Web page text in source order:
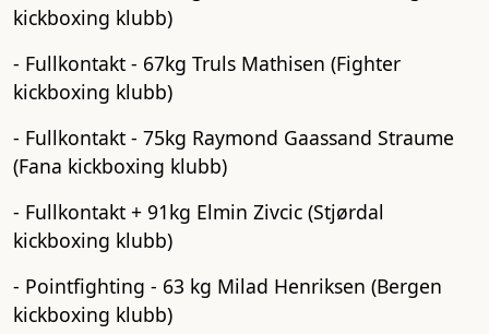
kickboxing klubb)
- Fullkontakt - 67kg Truls Mathisen (Fighter
kickboxing klubb)
- Fullkontakt - 75kg Raymond Gaassand Straume
(Fana kickboxing klubb)
- Fullkontakt + 91kg Elmin Zivcic (Stjørdal
kickboxing klubb)
- Pointfighting - 63 kg Milad Henriksen (Bergen
kickboxing klubb)